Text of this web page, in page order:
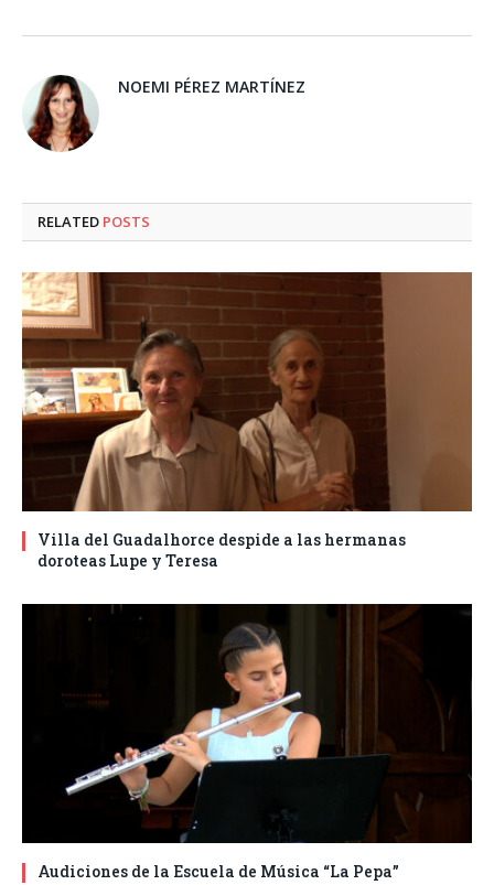
NOEMI PÉREZ MARTÍNEZ
RELATED POSTS
Villa del Guadalhorce despide a las hermanas
doroteas Lupe y Teresa
Audiciones de la Escuela de Música “La Pepa”